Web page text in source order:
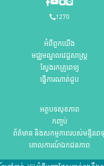
1270
អំពីពួកយើង
មជ្ឈមណ្ឌលវេជ្ជសាស្ត្រ
ស្វែងរកគ្រូពេទ្យ
ធ្វើការណាត់ជួប
អត្ថបទសុខភាព
កញ្ចប់
ព័ត៌មាន និងសកម្មភាពរបស់មន្ទីរពេទ្
គោលការណ៍ឯកជនភាព